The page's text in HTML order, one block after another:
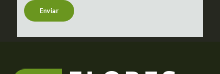
t
r
Enviar